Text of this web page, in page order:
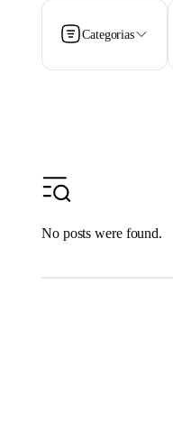
Categorias
No posts were found.